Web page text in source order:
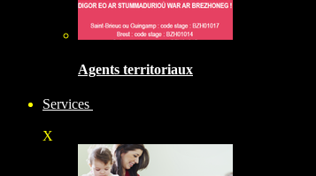
Agents territoriaux
Services
X